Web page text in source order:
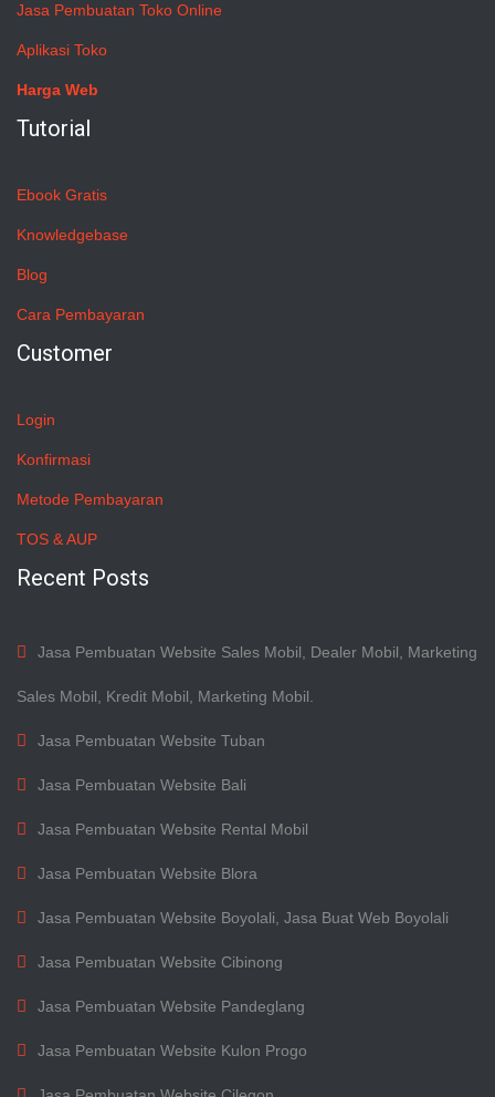
Jasa Pembuatan Toko Online
Aplikasi Toko
Harga Web
Tutorial
Ebook Gratis
Knowledgebase
Blog
Cara Pembayaran
Customer
Login
Konfirmasi
Metode Pembayaran
TOS & AUP
Recent Posts
Jasa Pembuatan Website Sales Mobil, Dealer Mobil, Marketing
Sales Mobil, Kredit Mobil, Marketing Mobil.
Jasa Pembuatan Website Tuban
Jasa Pembuatan Website Bali
Jasa Pembuatan Website Rental Mobil
Jasa Pembuatan Website Blora
Jasa Pembuatan Website Boyolali, Jasa Buat Web Boyolali
Jasa Pembuatan Website Cibinong
Jasa Pembuatan Website Pandeglang
Jasa Pembuatan Website Kulon Progo